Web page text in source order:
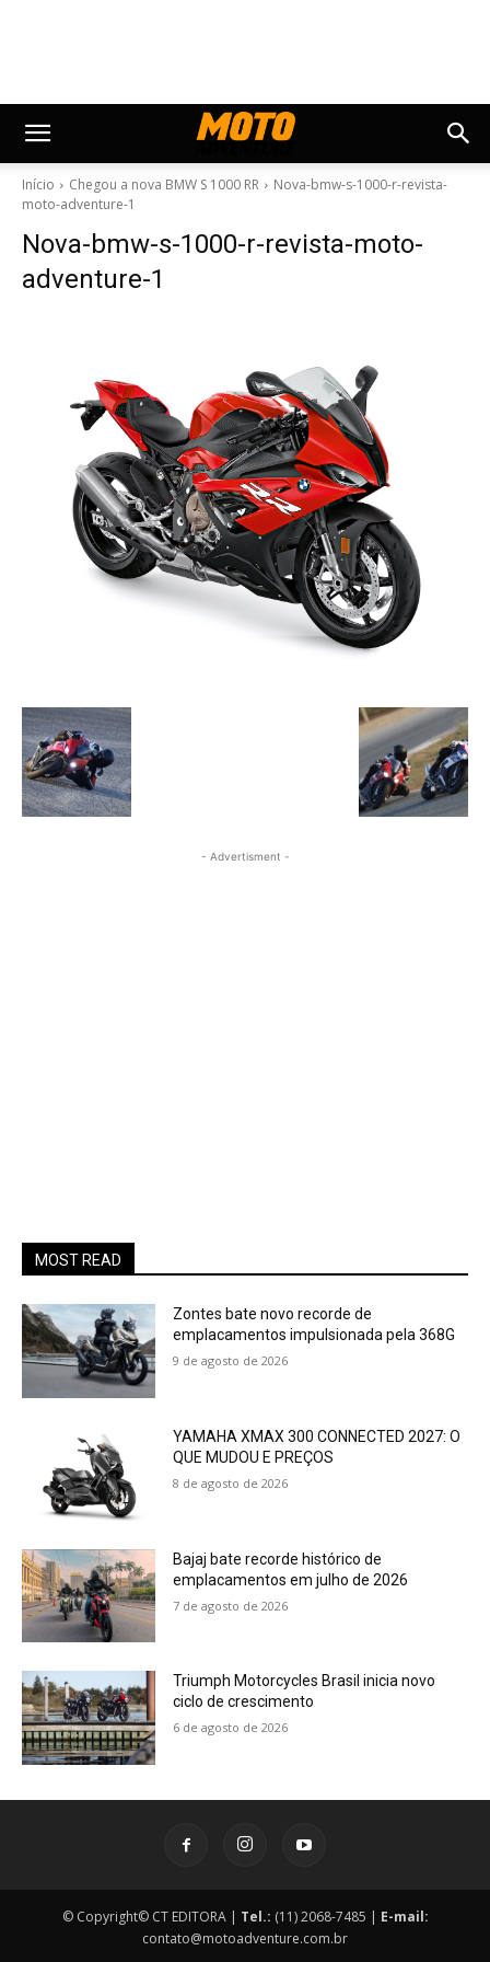
Início Chegou a nova BMW S 1000 RR
Nova-bmw-s-1000-r-revista-
moto-adventure-1
Nova-bmw-s-1000-r-revista-moto-
adventure-1
- Advertisment -
MOST READ
Zontes bate novo recorde de
emplacamentos impulsionada pela 368G
9 de agosto de 2026
YAMAHA XMAX 300 CONNECTED 2027: O
QUE MUDOU E PREÇOS
8 de agosto de 2026
Bajaj bate recorde histórico de
emplacamentos em julho de 2026
7 de agosto de 2026
Triumph Motorcycles Brasil inicia novo
ciclo de crescimento
6 de agosto de 2026
© Copyright© CT EDITORA | Tel.: (11) 2068-7485 | E-mail:
contato@motoadventure.com.br